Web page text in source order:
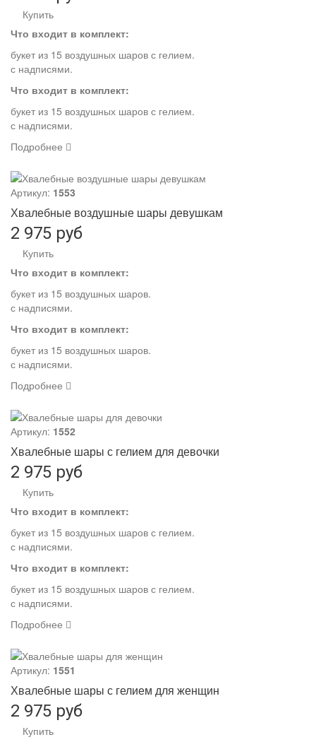
Купить
Что входит в комплект:
букет из 15 воздушных шаров с гелием.
с надписями.
Что входит в комплект:
букет из 15 воздушных шаров с гелием.
с надписями.
Подробнее
Артикул: 1553
Хвалебные воздушные шары девушкам
2 975 руб
Купить
Что входит в комплект:
букет из 15 воздушных шаров.
с надписями.
Что входит в комплект:
букет из 15 воздушных шаров.
с надписями.
Подробнее
Артикул: 1552
Хвалебные шары с гелием для девочки
2 975 руб
Купить
Что входит в комплект:
букет из 15 воздушных шаров с гелием.
с надписями.
Что входит в комплект:
букет из 15 воздушных шаров с гелием.
с надписями.
Подробнее
Артикул: 1551
Хвалебные шары с гелием для женщин
2 975 руб
Купить